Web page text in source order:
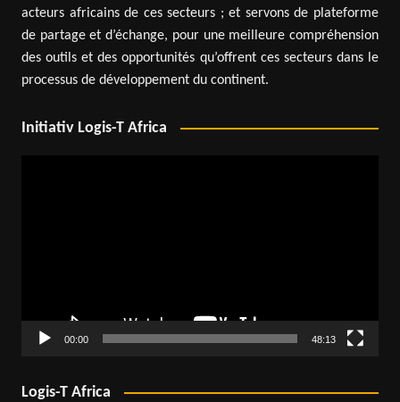
acteurs africains de ces secteurs ; et servons de plateforme
de partage et d’échange, pour une meilleure compréhension
des outils et des opportunités qu’offrent ces secteurs dans le
processus de développement du continent.
Initiativ Logis-T Africa
00:00 48:13
Logis-T Africa